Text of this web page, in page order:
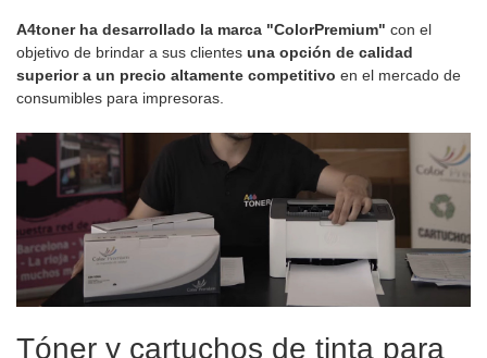
A4toner ha desarrollado la marca "ColorPremium" con el
objetivo de brindar a sus clientes una opción de calidad
superior a un precio altamente competitivo en el mercado de
consumibles para impresoras.
Tóner y cartuchos de tinta para